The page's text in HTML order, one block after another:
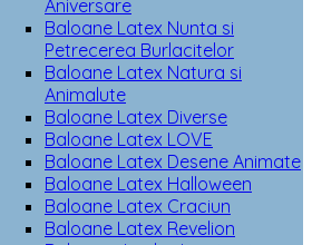
Aniversare
Baloane Latex Nunta si
Petrecerea Burlacitelor
Baloane Latex Natura si
Animalute
Baloane Latex Diverse
Baloane Latex LOVE
Baloane Latex Desene Animate
Baloane Latex Halloween
Baloane Latex Craciun
Baloane Latex Revelion